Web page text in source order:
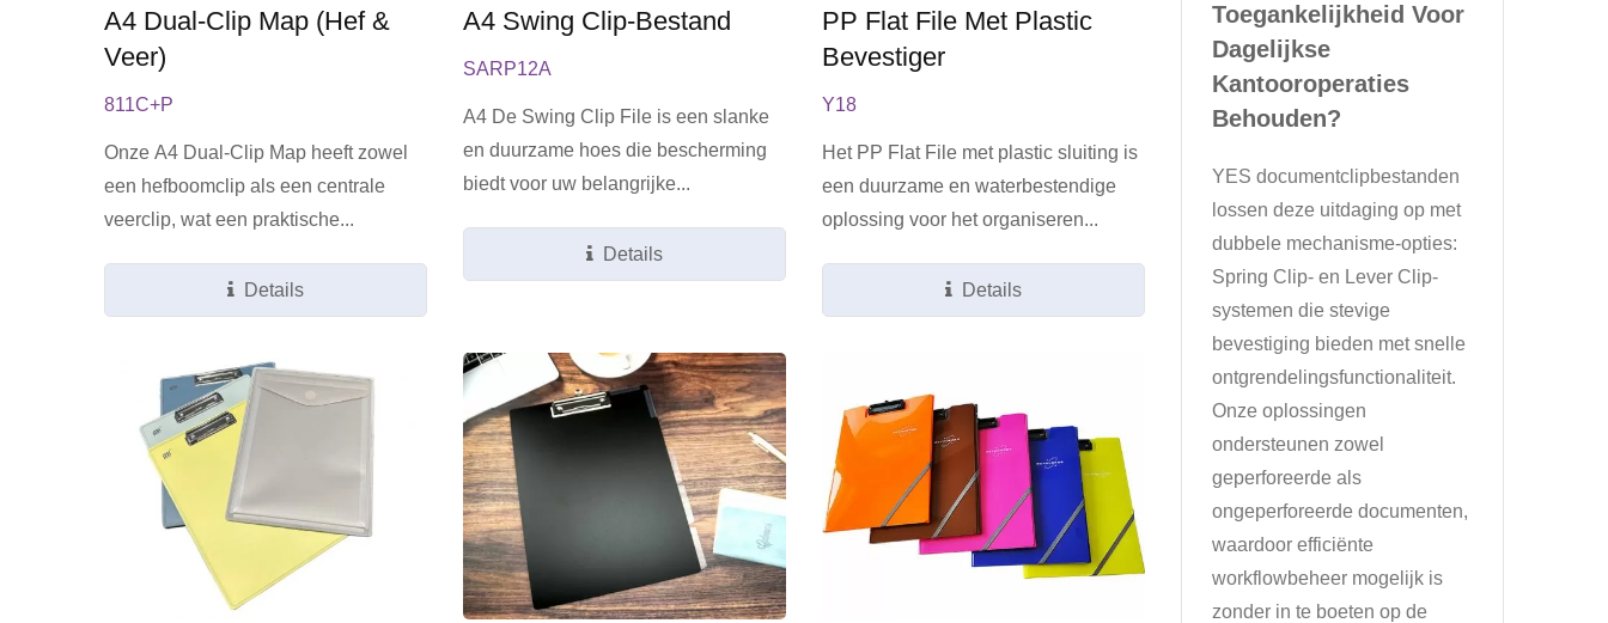
A4 Dual-Clip Map (Hef &
Veer)
811C+P
Onze A4 Dual-Clip Map heeft zowel
een hefboomclip als een centrale
veerclip, wat een praktische...
Details
A4 Swing Clip-Bestand
SARP12A
A4 De Swing Clip File is een slanke
en duurzame hoes die bescherming
biedt voor uw belangrijke...
Details
PP Flat File Met Plastic
Bevestiger
Y18
Het PP Flat File met plastic sluiting is
een duurzame en waterbestendige
oplossing voor het organiseren...
Details
Toegankelijkheid Voor
Dagelijkse
Kantooroperaties
Behouden?
YES documentclipbestanden
lossen deze uitdaging op met
dubbele mechanisme-opties:
Spring Clip- en Lever Clip-
systemen die stevige
bevestiging bieden met snelle
ontgrendelingsfunctionaliteit.
Onze oplossingen
ondersteunen zowel
geperforeerde als
ongeperforeerde documenten,
waardoor efficiënte
workflowbeheer mogelijk is
zonder in te boeten op de